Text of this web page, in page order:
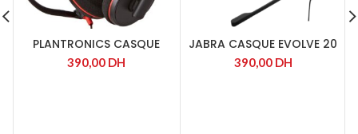
PLANTRONICS CASQUE
BLACKWIRE,C3220 USB-A
390,00 DH
JABRA CASQUE EVOLVE 20
UC DUO USB
390,00 DH